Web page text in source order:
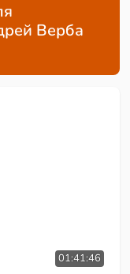
Верба
01:41:46